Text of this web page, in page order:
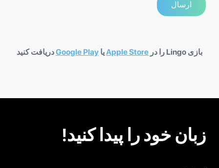
بازی Lingo را در Apple Storeیا Google Playدریافت کنید
زبان خود را پیدا کنید!